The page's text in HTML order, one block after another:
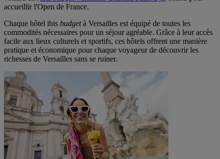
accueillir l'Open de France.
Chaque hôtel ibis budgetà Versailles est équipé de toutes les
commodités nécessaires pour un séjour agréable. Grâce à leur accès
facile aux lieux culturels et sportifs, ces hôtels offrent une manière
pratique et économique pour chaque voyageur de découvrir les
richesses de Versailles sans se ruiner.